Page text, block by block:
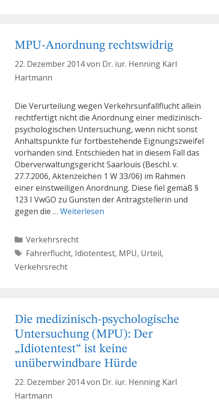
MPU-Anordnung rechtswidrig
22. Dezember 2014von Dr. iur. Henning Karl
Hartmann
Die Verurteilung wegen Verkehrsunfallflucht allein
rechtfertigt nicht die Anordnung einer medizinisch-
psychologischen Untersuchung, wenn nicht sonst
Anhaltspunkte für fortbestehende Eignungszweifel
vorhanden sind. Entschieden hat in diesem Fall das
Oberverwaltungsgericht Saarlouis (Beschl. v.
27.7.2006, Aktenzeichen 1 W 33/06) im Rahmen
einer einstweiligen Anordnung. Diese fiel gemäß §
123 I VwGO zu Gunsten der Antragstellerin und
gegen die … Weiterlesen
Kategorien
Verkehrsrecht
Schlagwörter
Fahrerflucht, Idiotentest, MPU, Urteil,
Verkehrsrecht
Die medizinisch-psychologische
Untersuchung (MPU): Der
„Idiotentest“ ist keine
unüberwindbare Hürde
22. Dezember 2014von Dr. iur. Henning Karl
Hartmann